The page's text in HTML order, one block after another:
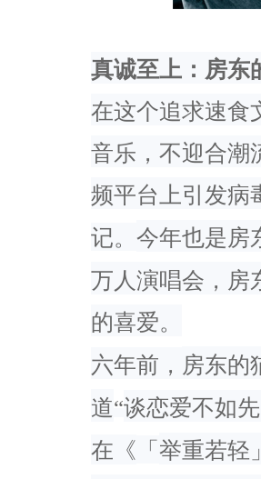
真诚至上： 房东
在这个追求速食
音乐，不迎合潮
频平台上引发病
记。 今年也是房
万人演唱会， 房
的喜爱。
六年前， 房东的
道“谈恋爱不如先
在《 「 举重若轻」